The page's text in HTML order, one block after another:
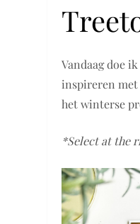
Vandaag doe
inspireren met
het winterse
*Select at the